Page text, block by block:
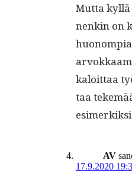
Mut­ta
nenkin on
kaloit­taa
taa
AV
17.9.2020